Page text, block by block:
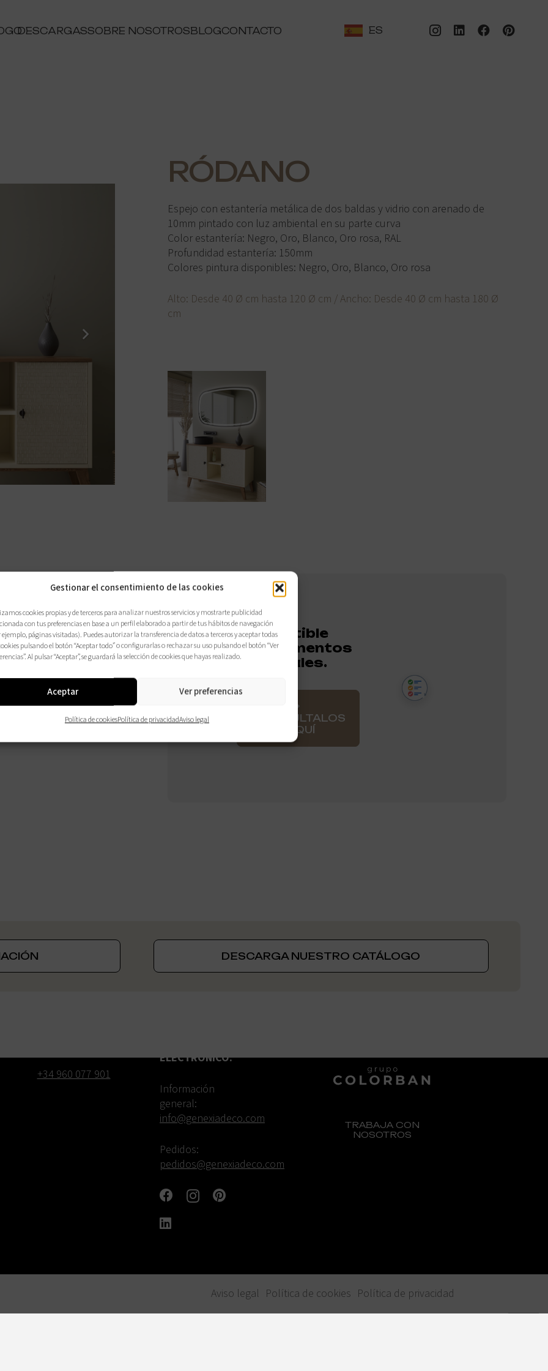
Gestionar el consentimiento de las cookies
cookies propias y de terceros para analizar nuestros servicios y mostrarte publicidad
con tus preferencias en base a un perfil elaborado a partir de tus hábitos de navegación
ejemplo, páginas visitadas). Puedes autorizar la transferencia de datos a terceros y aceptar todas
pulsando el botón “Aceptar todo” o configurarlas o rechazar su uso pulsando el botón “Ver
Al pulsar “Aceptar”, se guardará la selección de cookies que hayas realizado.
Aceptar Ver preferencias
Política de cookiesPolítica de privacidadAviso legal
DESCARGASSOBRE NOSOTROSBLOGCONTACTO ES
RÓDANO
Espejo con estantería metálica de dos baldas y vidrio con arenado de
10mm pintado con luz ambiental en su parte curva
Color estantería: Negro, Oro, Blanco, Oro rosa, RAL
Profundidad estantería: 150mm
Colores pintura disponibles: Negro, Oro, Blanco, Oro rosa
Alto: Desde 40 Ø cm hasta 120 Ø cm / Ancho: Desde 40 Ø cm hasta 180 Ø
cm
Compatible
con elementos
opcionales.
CONSÚLTALOS
AQUÍ
DESCARGA NUESTRO CATÁLOGO
+34 960 077 901
ELECTRÓNICO:
Información
general:
info@genexiadeco.com
Pedidos:
pedidos@genexiadeco.com
TRABAJA CON
NOSOTROS
Aviso legal Política de cookies Política de privacidad